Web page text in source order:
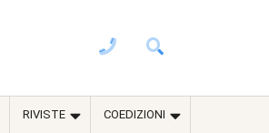
RIVISTE COEDIZIONI